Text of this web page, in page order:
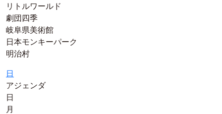
リトルワールド
劇団四季
岐阜県美術館
日本モンキーパーク
明治村
日
アジェンダ
日
月